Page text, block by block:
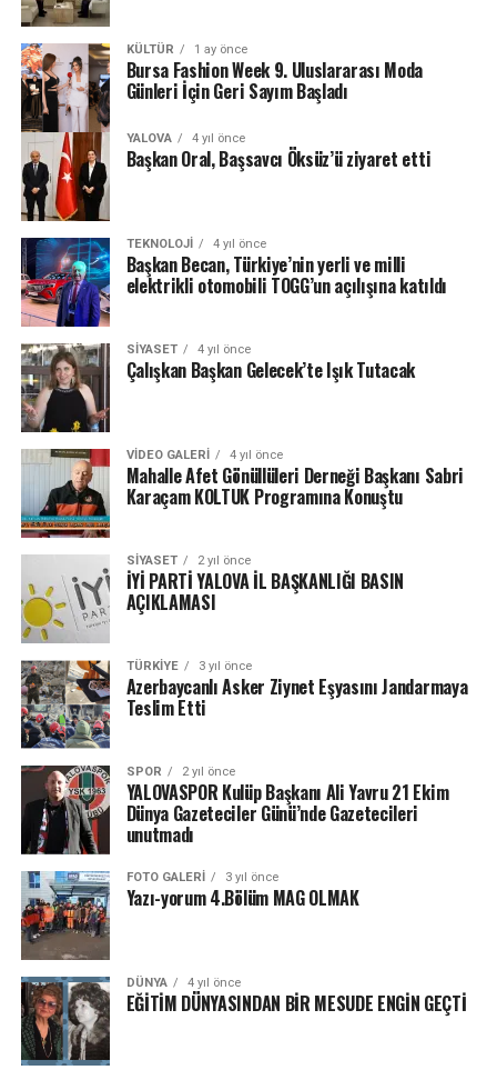
KÜLTÜR 1 ay önce
Bursa Fashion Week 9. Uluslararası Moda
Günleri İçin Geri Sayım Başladı
YALOVA 4 yıl önce
Başkan Oral, Başsavcı Öksüz’ü ziyaret etti
TEKNOLOJI 4 yıl önce
Başkan Becan, Türkiye’nin yerli ve milli
elektrikli otomobili TOGG’un açılışına katıldı
SIYASET 4 yıl önce
Çalışkan Başkan Gelecek’te Işık Tutacak
VIDEO GALERI 4 yıl önce
Mahalle Afet Gönüllüleri Derneği Başkanı Sabri
Karaçam KOLTUK Programına Konuştu
SIYASET 2 yıl önce
İYİ PARTİ YALOVA İL BAŞKANLIĞI BASIN
AÇIKLAMASI
TÜRKIYE 3 yıl önce
Azerbaycanlı Asker Ziynet Eşyasını Jandarmaya
Teslim Etti
SPOR 2 yıl önce
YALOVASPOR Kulüp Başkanı Ali Yavru 21 Ekim
Dünya Gazeteciler Günü’nde Gazetecileri
unutmadı
FOTO GALERI 3 yıl önce
Yazı-yorum 4.Bölüm MAG OLMAK
DÜNYA 4 yıl önce
EĞİTİM DÜNYASINDAN BİR MESUDE ENGİN GEÇTİ